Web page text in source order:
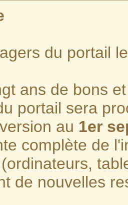
du portail
ans de bons
portail sera
au 1er
complète de
de nouvelles